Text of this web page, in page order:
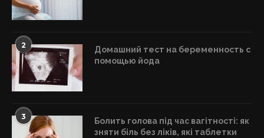
2
Домашний тест на беременность с
помощью йода
3
Болить голова під час вагітності: як
зняти біль без ліків, які таблетки